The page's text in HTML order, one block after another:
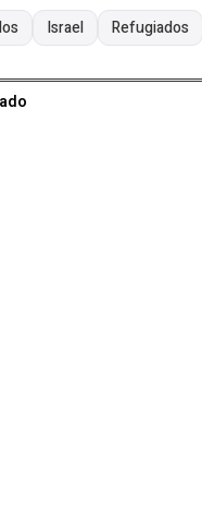
Israel Refugiados